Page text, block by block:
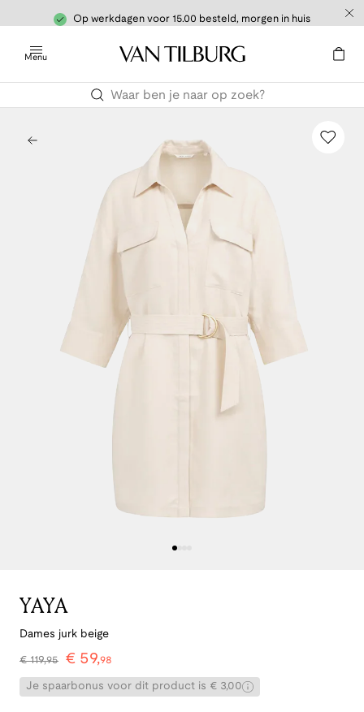
Op werkdagen voor 15.00 besteld, morgen in huis
Menu
YAYA
Dames jurk beige
€119,95 € 59,98
Je spaarbonus voor dit product is € 3,00